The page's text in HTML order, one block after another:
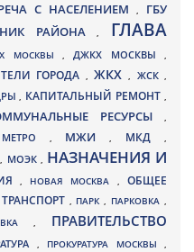
С НАСЕЛЕНИЕМ , ГБУ
РАЙОНА, ГЛАВА
МОСКВЫ ,ДЖКХ МОСКВЫ ,
ГОРОДА , ЖКХ, ЖСК,
, КАПИТАЛЬНЫЙ РЕМОНТ ,
РЕСУРСЫ,
МЕТРО , МЖИ, МКД ,
, МОЭК , НАЗНАЧЕНИЯ И
, НОВАЯ МОСКВА ,ОБЩЕЕ
, ПАРК, ПАРКОВКА ,
, ПРАВИТЕЛЬСТВО
, ПРОКУРАТУРА МОСКВЫ ,